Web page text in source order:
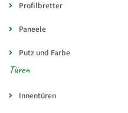
Profilbretter
Paneele
Putz und Farbe
Türen
Innentüren